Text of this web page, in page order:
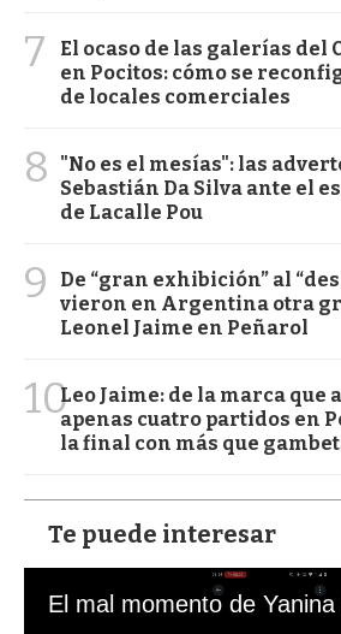
7
El ocaso de las galerías del
en Pocitos: cómo se
de locales comerciales
8
"No es el mesías": las
Sebastián Da Silva ante el
de Lacalle Pou
9
De “gran exhibición” al
vieron en Argentina otra
Leonel Jaime en Peñarol
10Leo Jaime: de la marca que
apenas cuatro partidos en
la final con más que
Te puede interesar